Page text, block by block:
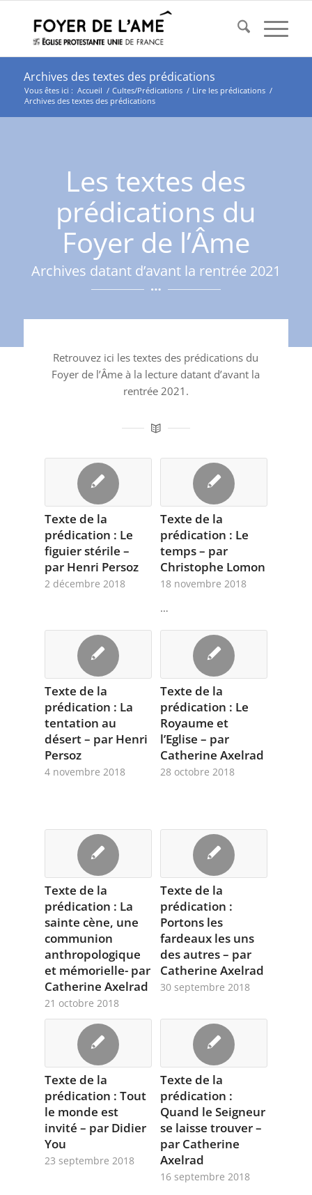
Archives des textes des prédications
Vous êtes ici : Accueil / Cultes/Prédications / Lire les prédications /
Archives des textes des prédications
Les textes des
prédications du
Foyer de l’Âme
Archives datant d’avant la rentrée 2021
Retrouvez ici les textes des prédications du
Foyer de l’Âme à la lecture datant d’avant la
rentrée 2021.
Texte de la
prédication : Le
figuier stérile –
par Henri Persoz
2 décembre 2018
Texte de la
prédication : Le
temps – par
Christophe Lomon
18 novembre 2018
…
Texte de la
prédication : La
tentation au
désert – par Henri
Persoz
4 novembre 2018
Texte de la
prédication : Le
Royaume et
l’Eglise – par
Catherine Axelrad
28 octobre 2018
Texte de la
prédication : La
sainte cène, une
communion
anthropologique
et mémorielle- par
Catherine Axelrad
21 octobre 2018
Texte de la
prédication :
Portons les
fardeaux les uns
des autres – par
Catherine Axelrad
30 septembre 2018
Texte de la
prédication : Tout
le monde est
invité – par Didier
You
23 septembre 2018
Texte de la
prédication :
Quand le Seigneur
se laisse trouver –
par Catherine
Axelrad
16 septembre 2018